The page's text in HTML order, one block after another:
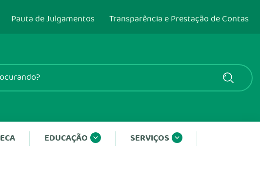
Pauta de Julgamentos Transparência e Prestação de Contas
EDUCAÇÃO SERVIÇOS